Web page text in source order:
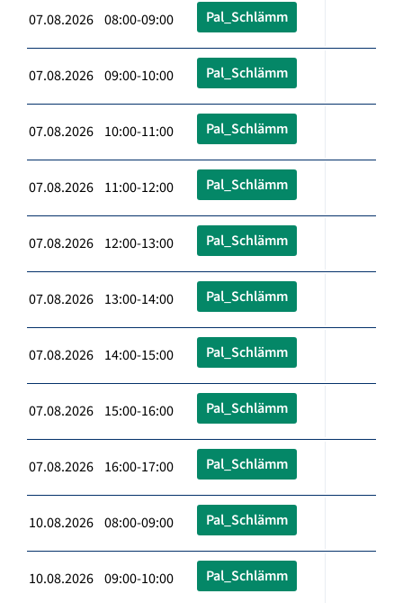
07.08.2026 08:00-09:00 Pal_Schlämm
07.08.2026 09:00-10:00 Pal_Schlämm
07.08.2026 10:00-11:00 Pal_Schlämm
07.08.2026 11:00-12:00 Pal_Schlämm
07.08.2026 12:00-13:00 Pal_Schlämm
07.08.2026 13:00-14:00 Pal_Schlämm
07.08.2026 14:00-15:00 Pal_Schlämm
07.08.2026 15:00-16:00 Pal_Schlämm
07.08.2026 16:00-17:00 Pal_Schlämm
10.08.2026 08:00-09:00 Pal_Schlämm
10.08.2026 09:00-10:00 Pal_Schlämm